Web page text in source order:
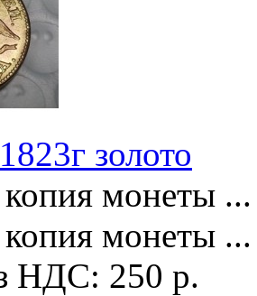
золото
копия монеты ...
копия монеты ...
НДС: 250 р.